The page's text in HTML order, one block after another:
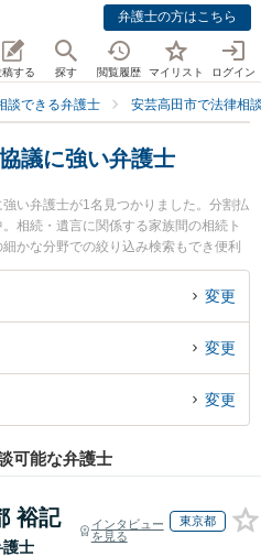
弁護士の方はこちら
稿する 探す 閲覧履歴 マイリスト ログイン
談できる弁護士 安芸高田市で法律相
議に強い弁護士
い弁護士が1名見つかりました。分割払
相続・遺言に関係する家族間の相続ト
かな分野での絞り込み検索もでき便利
弁護士のプロフィール情報や弁護士費
芸高田市で土日や夜間に発生した遺産
士に相談予約したい』などでお困りの
変更
変更
変更
可能な弁護士
裕記
護士
インタビュー
を見る
東京都